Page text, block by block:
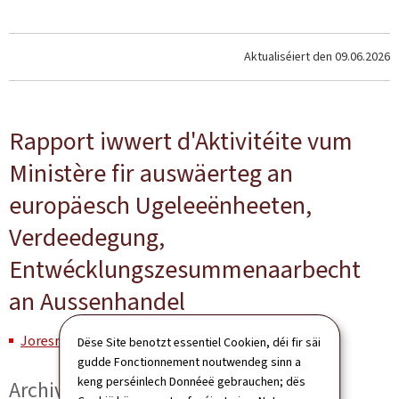
Dëse Site benotzt essentiel Cookien, déi fir säi
gudde Fonctionnement noutwendeg sinn a
keng perséinlech Donnéeë gebrauchen; dës
Aktualiséiert den 09.06.2026
Rapport iwwert d'Aktivitéite vum
Ministère fir auswäerteg an
europäesch Ugeleeënheeten,
Verdeedegung,
Entwécklungszesummenaarbecht
an Aussenhandel
Joresrapport 2025 (Pdf, 3.56 Mb)
Archiv